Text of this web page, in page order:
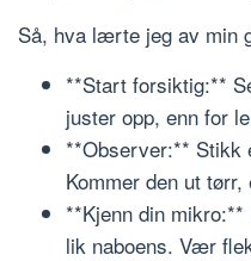
Så, hva lærte jeg av min
**Start forsiktig:**
juster opp, enn for
**Observer:** Stikk
Kommer den ut
**Kjenn din
lik naboens. Vær